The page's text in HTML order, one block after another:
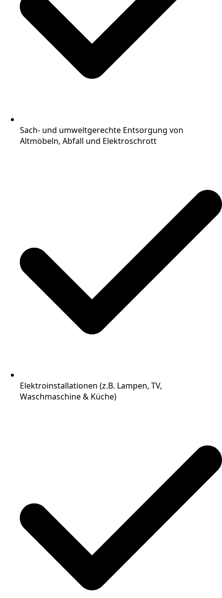
Sach- und umweltgerechte Entsorgung von
Altmöbeln, Abfall und Elektroschrott
Elektroinstallationen (z.B. Lampen, TV,
Waschmaschine & Küche)